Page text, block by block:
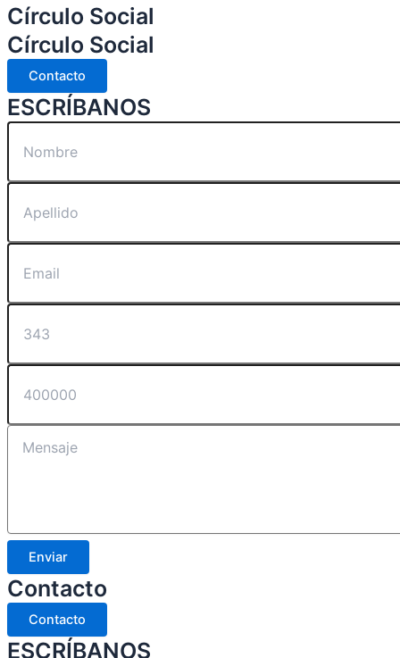
Círculo Social
Círculo Social
Contacto
ESCRÍBANOS
Enviar
Contacto
Contacto
ESCRÍBANOS